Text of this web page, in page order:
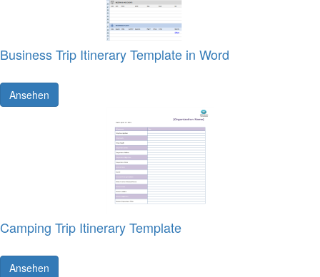
Business Trip Itinerary Template in Word
Ansehen
Camping Trip Itinerary Template
Ansehen